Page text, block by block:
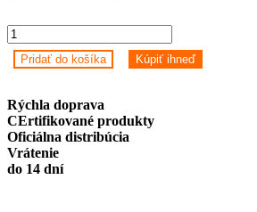
Aqara
Motion
Sensor
Pridať do košíka Kúpiť ihneď
Rýchla doprava
CErtifikované produkty
Oficiálna distribúcia
Vrátenie
do 14 dní